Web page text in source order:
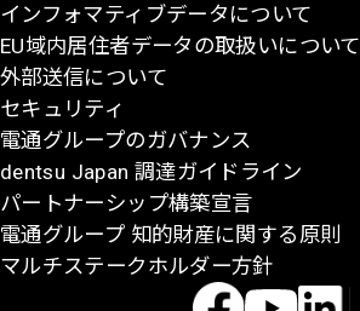
インフォマティブデータについて
EU域内居住者データの取扱いについて
外部送信について
セキュリティ
電通グループのガバナンス
dentsu Japan 調達ガイドライン
パートナーシップ構築宣言
電通グループ 知的財産に関する原則
マルチステークホルダー方針